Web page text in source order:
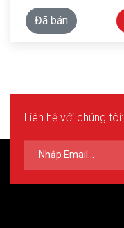
Đã bán
Liên hệ với chúng tôi: